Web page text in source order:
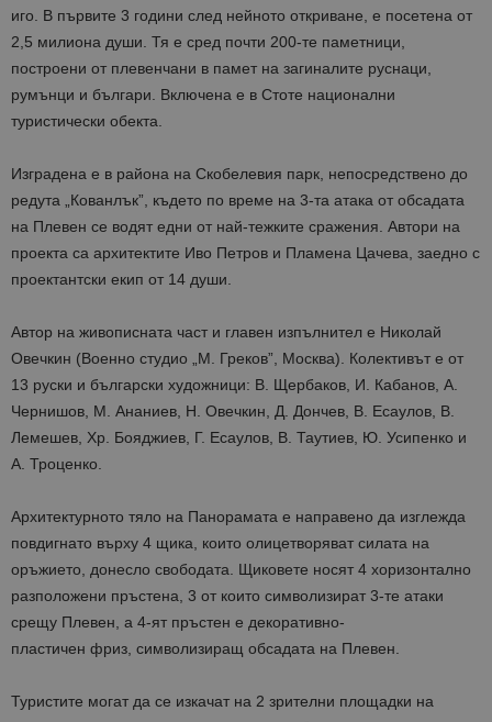
иго. В първите 3 години след нейното откриване, е посетена от
2,5 милиона души. Тя е сред почти 200-те паметници,
построени от плевенчани в памет на загиналите руснаци,
румънци и българи. Включена е в Стоте национални
туристически обекта.
Изградена е в района на Скобелевия парк, непосредствено до
редута „Кованлък”, където по време на 3-та атака от обсадата
на Плевен се водят едни от най-тежките сражения. Автори на
проекта са архитектите Иво Петров и Пламена Цачева, заедно с
проектантски екип от 14 души.
Автор на живописната част и главен изпълнител е Николай
Овечкин (Военно студио „М. Греков”, Москва). Колективът е от
13 руски и български художници: В. Щербаков, И. Кабанов, А.
Чернишов, М. Ананиев, Н. Овечкин, Д. Дончев, В. Есаулов, В.
Лемешев, Хр. Бояджиев, Г. Есаулов, В. Таутиев, Ю. Усипенко и
А. Троценко.
Архитектурното тяло на Панорамата е направено да изглежда
повдигнато върху 4 щика, които олицетворяват силата на
оръжието, донесло свободата. Щиковете носят 4 хоризонтално
разположени пръстена, 3 от които символизират 3-те атаки
срещу Плевен, а 4-ят пръстен е декоративно-
пластичен фриз, символизиращ обсадата на Плевен.
Туристите могат да се изкачат на 2 зрителни площадки на